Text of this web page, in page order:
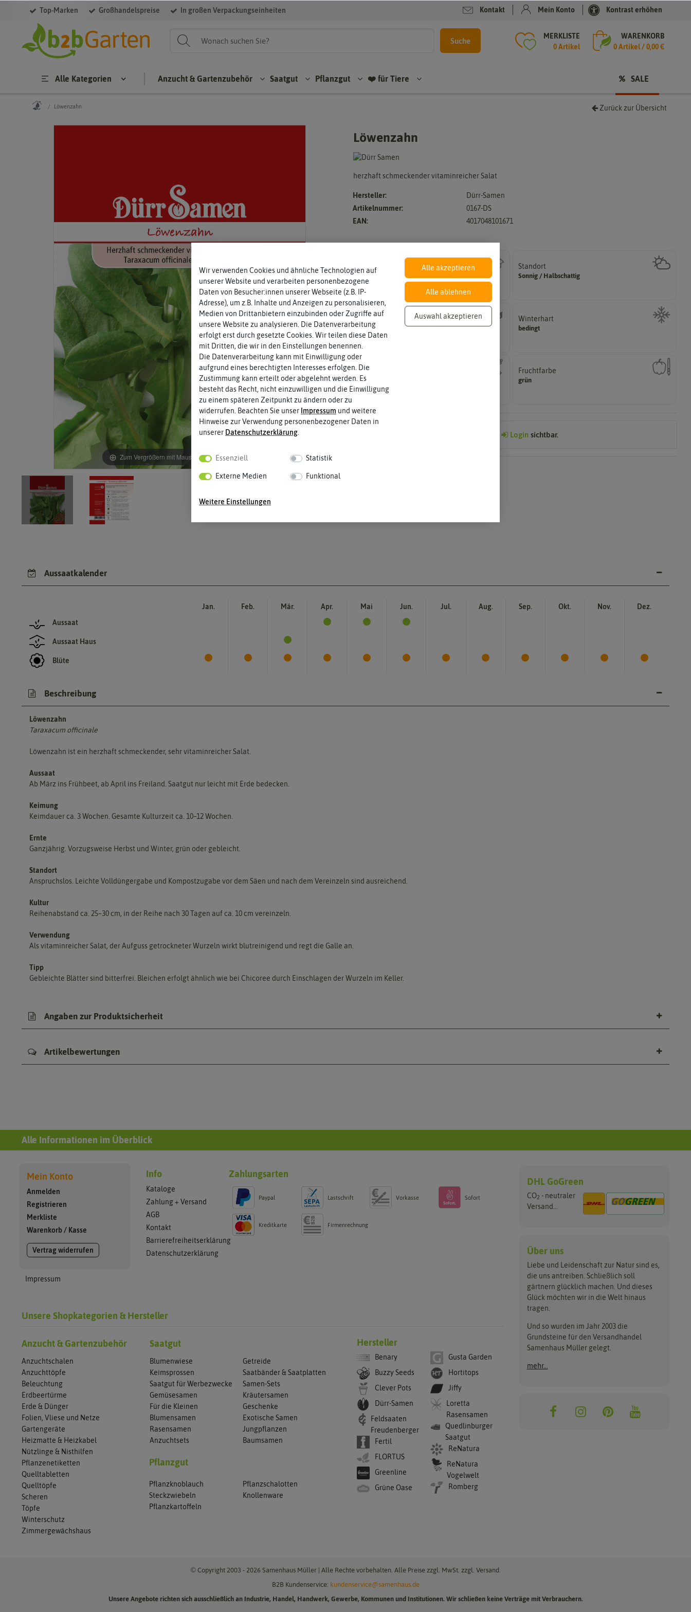
Top-Marken Großhandelspreise In großen Verpackungseinheiten Kontakt Mein Konto Kontrast erhöhen
Suche
MERKLISTE
0 Artikel
WARENKORB
0Artikel /0,00 €
Alle Kategorien Anzucht & Gartenzubehör Saatgut Pflanzgut ❤️ für Tiere SALE
Löwenzahn Zurück zur Übersicht
Zum Vergrößern mit Maus über das Bild fahren
Löwenzahn
herzhaft schmeckender vitaminreicher Salat
Hersteller:
Dürr-Samen
Artikelnummer:
0167-DS
EAN:
4017048101671
Inhalt
ca. 100 Korn Wie viel ist enthalten
Standort
Sonnig / Halbschattig
Wie viel Licht benötigt die Pflanze? (schattig,
halbschattig, sonnig, vollsonnig)
Winterhart
bedingt
Pflanzen, die im Freien ohne Probleme überwintern
können.
Lebensdauer
mehrjährig
Pflanzen werden kategorisiert in: einjährig,
zweijährig oder mehrjährig.
Pflanzabstand
30 cm
Welchen Abstand sollten die Pflanzen voneinander
haben?
Fruchtfarbe
grün
Die Farbe der reifen Frucht, die sie nach dem
Reifungsprozess hat.
Loginsichtbar.
Aussaatkalender
Aussaat
Aussaat Haus
Blüte
Jan. Feb. Mär. Apr. Mai Jun. Jul. Aug. Sep. Okt. Nov. Dez.
Beschreibung
Löwenzahn
Taraxacum officinale
Löwenzahn ist ein herzhaft schmeckender, sehr vitaminreicher Salat.
Aussaat
Ab März ins Frühbeet, ab April ins Freiland. Saatgut nur leicht mit Erde bedecken.
Keimung
Keimdauer ca. 3 Wochen. Gesamte Kulturzeit ca. 10–12 Wochen.
Ernte
Ganzjährig. Vorzugsweise Herbst und Winter, grün oder gebleicht.
Standort
Anspruchslos. Leichte Volldüngergabe und Kompostzugabe vor dem Säen und nach dem Vereinzeln sind ausreichend.
Kultur
Reihenabstand ca. 25–30 cm, in der Reihe nach 30 Tagen auf ca. 10 cm vereinzeln.
Verwendung
Als vitaminreicher Salat, der Aufguss getrockneter Wurzeln wirkt blutreinigend und regt die Galle an.
Tipp
Gebleichte Blätter sind bitterfrei. Bleichen erfolgt ähnlich wie bei Chicoree durch Einschlagen der Wurzeln im Keller.
Angaben zur Produktsicherheit
Artikelbewertungen
Alle Informationen im Überblick
Mein Konto
Anmelden
Registrieren
Merkliste
Warenkorb / Kasse
Vertrag widerrufen
Impressum
Info
Kataloge
Zahlung + Versand
AGB
Kontakt
Barrierefreiheitserklärung
Datenschutzerklärung
Zahlungsarten
Paypal Lastschrift Vorkasse Sofort
Kreditkarte Firmenrechnung
Unsere Shopkategorien & Hersteller
Anzucht & Gartenzubehör
Anzuchtschalen
Anzuchttöpfe
Beleuchtung
Erdbeertürme
Erde & Dünger
Folien, Vliese und Netze
Gartengeräte
Heizmatte & Heizkabel
Nützlinge & Nisthilfen
Pflanzenetiketten
Quelltabletten
Quelltöpfe
Scheren
Töpfe
Winterschutz
Zimmergewächshaus
Saatgut
Blumenwiese
Getreide
Keimsprossen
Saatbänder & Saatplatten
Saatgut für Werbezwecke
Samen-Sets
Gemüsesamen
Kräutersamen
Für die Kleinen
Geschenke
Blumensamen
Exotische Samen
Rasensamen
Jungpflanzen
Anzuchtsets
Baumsamen
Pflanzgut
Pflanzknoblauch
Pflanzschalotten
Steckzwiebeln
Knollenware
Pflanzkartoffeln
Hersteller
Benary
Buzzy Seeds
Clever Pots
Dürr-Samen
Feldsaaten
Freudenberger
Fertil
FLORTUS
Greenline
Grüne Oase
Gusta Garden
Hortitops
Jiffy
Loretta
Rasensamen
Quedlinburger
Saatgut
ReNatura
ReNatura
Vogelwelt
Romberg
DHL GoGreen
CO2 - neutraler
Versand...
Über uns
Liebe und Leidenschaft zur Natur sind es,
die uns antreiben. Schließlich soll
gärtnern glücklich machen. Und dieses
Glück möchten wir in die Welt hinaus
tragen.
Und so wurden im Jahr 2003 die
Grundsteine für den Versandhandel
Samenhaus Müller gelegt.
mehr...
© Copyright 2003 - 2026 Samenhaus Müller | Alle Rechte vorbehalten. Alle Preise zzgl. MwSt. zzgl. Versand.
B2B Kundenservice: kundenservice@samenhaus.de
Unsere Angebote richten sich ausschließlich an Industrie, Handel, Handwerk, Gewerbe, Kommunen und Institutionen. Wir schließen keine Verträge mit Verbrauchern.
Wir verwenden Cookies und ähnliche Technologien auf
unserer Website und verarbeiten personenbezogene
Daten von Besucher:innen unserer Webseite (z.B. IP-
Adresse), um z.B. Inhalte und Anzeigen zu personalisieren,
Medien von Drittanbietern einzubinden oder Zugriffe auf
unsere Website zu analysieren. Die Datenverarbeitung
erfolgt erst durch gesetzte Cookies. Wir teilen diese Daten
mit Dritten, die wir in den Einstellungen benennen.
Die Datenverarbeitung kann mit Einwilligung oder
aufgrund eines berechtigten Interesses erfolgen. Die
Zustimmung kann erteilt oder abgelehnt werden. Es
besteht das Recht, nicht einzuwilligen und die Einwilligung
zu einem späteren Zeitpunkt zu ändern oder zu
widerrufen. Beachten Sie unser Impressum und weitere
Hinweise zur Verwendung personenbezogener Daten in
unserer Daten­schutz­erklärung
Essenziell Statistik
Externe Medien Funktional
Weitere Einstellungen
Alle akzeptieren
Alle ablehnen
Auswahl akzeptieren